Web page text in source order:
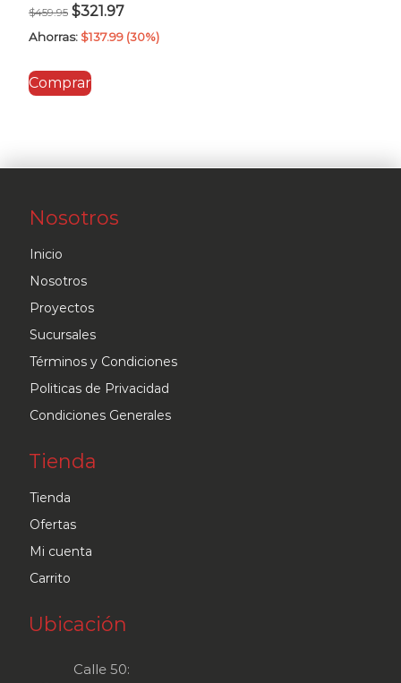
$459.95 El
precio
era:
$321.97El
precio
Ahorras: $137.99 (30%)
Comprar
Nosotros
Inicio
Nosotros
Proyectos
Sucursales
Términos y Condiciones
Politicas de Privacidad
Condiciones Generales
Tienda
Tienda
Ofertas
Mi cuenta
Carrito
Ubicación
Calle 50: